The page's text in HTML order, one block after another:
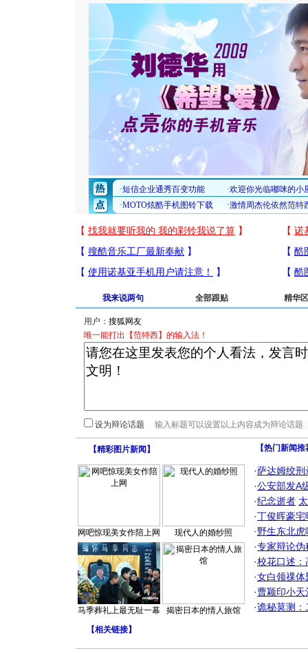
我来说两句 全部跟贴 精华区
用户：
唯一能打出【范特西】的输入法！
设为辩论话题
【精彩图片新闻 】
网吧惊现美女作陪上网 现代人的婚纱照
马季葬礼上最无耻一幕 揭密日本的情人旅馆
【热门新闻
·萨达姆绞刑
·公安部发A
·纪念逝者
·丁俊晖豪
·野生东北
·专家辩论伪
·校花口述：
·女白领祼体
·曹颖印小天
·诡秘莫测：
【相关链接】